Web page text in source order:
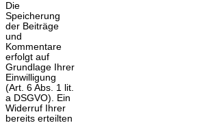
Die
Speicherung
der Beiträge
und
Kommentare
erfolgt auf
Grundlage Ihrer
Einwilligung
(Art. 6 Abs. 1 lit.
a DSGVO). Ein
Widerruf Ihrer
bereits erteilten